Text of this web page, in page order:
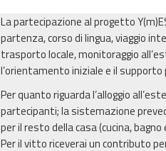
La partecipazione al progetto
partenza, corso di lingua, viaggio
trasporto locale, monitoraggio
l’orientamento iniziale e il
Per quanto riguarda l’alloggio
partecipanti; la sistemazione
per il resto della casa (cucina, bagno
Per il vitto riceverai un contributo